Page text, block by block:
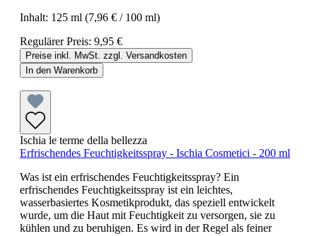
Inhalt: 125 ml (7,96 € / 100 ml)
Regulärer Preis: 9,95 €
Preise inkl. MwSt. zzgl. Versandkosten
In den Warenkorb
Ischia le terme della bellezza
Erfrischendes Feuchtigkeitsspray - Ischia Cosmetici - 200 ml
Was ist ein erfrischendes Feuchtigkeitsspray? Ein
erfrischendes Feuchtigkeitsspray ist ein leichtes,
wasserbasiertes Kosmetikprodukt, das speziell entwickelt
wurde, um die Haut mit Feuchtigkeit zu versorgen, sie zu
kühlen und zu beruhigen. Es wird in der Regel als feiner